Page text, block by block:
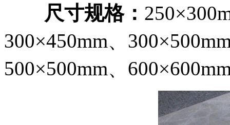
尺寸规格：
300×450mm、
500×500mm、